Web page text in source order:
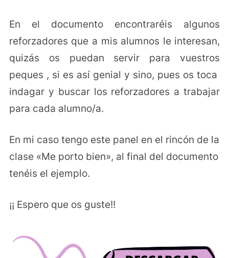
En el documento encontraréis algunos
reforzadores que a mis alumnos le interesan,
quizás os puedan servir para vuestros
peques , si es así genial y sino, pues os toca
indagar y buscar los reforzadores a trabajar
para cada alumno/a.
En mi caso tengo este panel en el rincón de la
clase «Me porto bien», al final del documento
tenéis el ejemplo.
¡¡ Espero que os guste!!